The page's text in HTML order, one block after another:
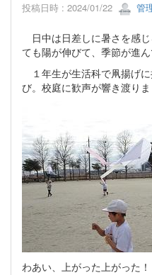
投稿日時 : 2024/01/22 管
日中は日差しに暑さを感
ても陽が伸びて、季節が進ん
１年生が生活科で凧揚げ
び。校庭に歓声が響き渡りま
わあい、上がった上がった！